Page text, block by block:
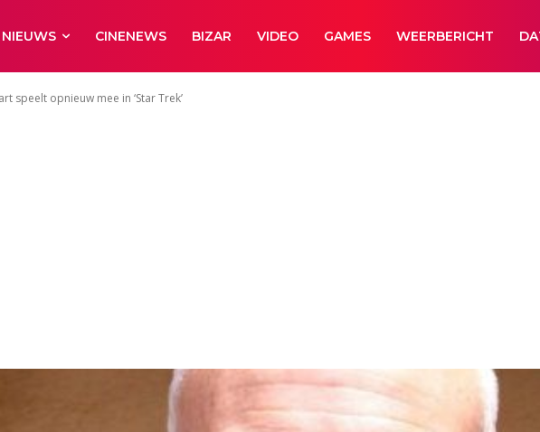
NIEUWS CINENEWS BIZAR VIDEO GAMES WEERBERICHT
speelt opnieuw mee in ‘Star Trek’